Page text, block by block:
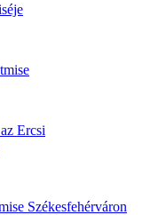
Ercsi
Székesfehérváron